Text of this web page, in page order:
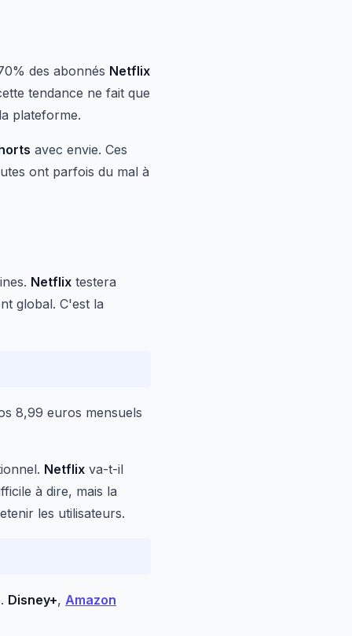
des abonnés Netflix
tendance ne fait que
plateforme.
avec envie. Ces
ont parfois du mal à
Netflix testera
global. C'est la
8,99 euros mensuels
Netflix va-t-il
à dire, mais la
les utilisateurs.
Disney+, Amazon